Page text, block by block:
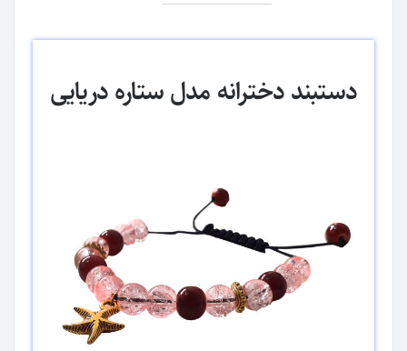
دستبند دخترانه مدل ستاره دریایی